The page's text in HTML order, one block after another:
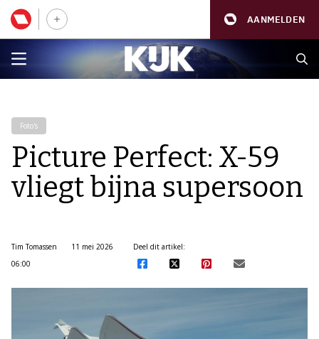
AANMELDEN
Foto's
Picture Perfect: X-59
vliegt bijna supersoon
Tim Tomassen
11 mei 2026
06:00
Deel dit artikel: